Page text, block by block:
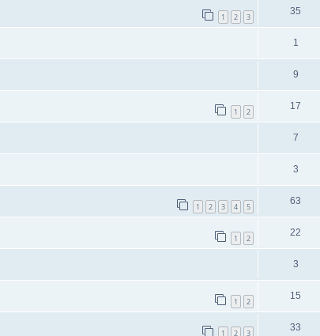
1 2 3
35
1
9
1 2
17
7
3
1 2 3 4 5
63
1 2
22
3
1 2
15
1 2 3
33